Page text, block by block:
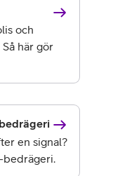
och
här gör
en signal?
bedrägeri.